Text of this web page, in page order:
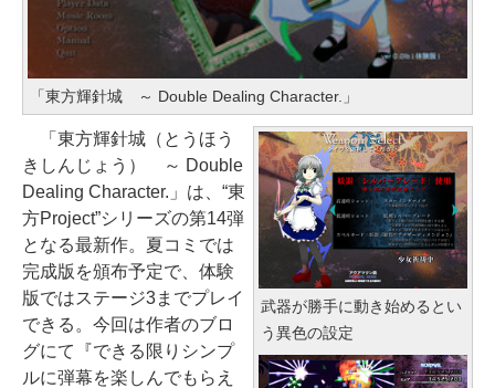
S HP dynabook Lenovo対応
￥2,952
Apple 2026 MacBook Air M5チッ
プ搭載13インチノートブック：AI
とApple Intelligence、13.6インチ
Liquid Retinaディスプレイ、16G
Bユニファイドメモリ、1TB SSDス
トレージ、12MPセンターフレーム
カメラ、日本語キーボード、Touc
h ID - ミッドナイト
￥278,800
Robloxギフトカード - 2,000 Robu
x 【限定バーチャルアイテムを含
む】 【オンラインゲームコード】
ロブロックス | オンラインコード版
￥3,200
Microsoft Office Home & Busine
ss 2024(最新 永続版)|オンライン
コード版|Windows11、10/mac対
応|PC2台
も安心 使い方 マニュアル AI副業に
もコンテンツ作成にもKindle出版
にも！ 非エンジニアのためのAIコ
ーディング入門シリーズ
￥99
AIイラスト表現辞典: 思い通りの絵
を引き出す プロンプトの言葉 AI画
像生成シリーズ (はぴーイラストLa
bo)
￥480
ー、広告なし、メタリックブラッ
ク
￥27,980
Amazon Kindle Paperwhite (16G
B) 7インチディスプレイ、色調調節
ライト、12週間持続バッテリー、
広告なし、ブラック
￥22,980
Amazon Kindle Colorsoft | 16GB
ストレージ、防水、7インチカラー
「東方輝針城 ～ Double Dealing Character.」
武器が勝手に動き始めるとい
う異色の設定
「東方輝針城（とうほう
きしんじょう） ～ Double
Dealing Character.」は、“東
方Project”シリーズの第14弾
となる最新作。夏コミでは
完成版を頒布予定で、体験
版ではステージ3までプレイ
できる。今回は作者のブロ
グにて『できる限りシンプ
ルに弾幕を楽しんでもらえ